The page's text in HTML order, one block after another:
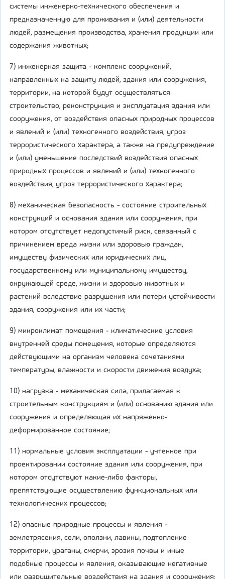
системы инженерно-технического обеспечения и
предназначенную для проживания и (или) деятельности
людей, размещения производства, хранения продукции или
содержания животных;
7) инженерная защита - комплекс сооружений,
направленных на защиту людей, здания или сооружения,
территории, на которой будут осуществляться
строительство, реконструкция и эксплуатация здания или
сооружения, от воздействия опасных природных процессов
и явлений и (или) техногенного воздействия, угроз
террористического характера, а также на предупреждение
и (или) уменьшение последствий воздействия опасных
природных процессов и явлений и (или) техногенного
воздействия, угроз террористического характера;
8) механическая безопасность - состояние строительных
конструкций и основания здания или сооружения, при
котором отсутствует недопустимый риск, связанный с
причинением вреда жизни или здоровью граждан,
имуществу физических или юридических лиц,
государственному или муниципальному имуществу,
окружающей среде, жизни и здоровью животных и
растений вследствие разрушения или потери устойчивости
здания, сооружения или их части;
9) микроклимат помещения - климатические условия
внутренней среды помещения, которые определяются
действующими на организм человека сочетаниями
температуры, влажности и скорости движения воздуха;
10) нагрузка - механическая сила, прилагаемая к
строительным конструкциям и (или) основанию здания или
сооружения и определяющая их напряженно-
деформированное состояние;
11) нормальные условия эксплуатации - учтенное при
проектировании состояние здания или сооружения, при
котором отсутствуют какие-либо факторы,
препятствующие осуществлению функциональных или
технологических процессов;
12) опасные природные процессы и явления -
землетрясения, сели, оползни, лавины, подтопление
территории, ураганы, смерчи, эрозия почвы и иные
подобные процессы и явления, оказывающие негативные
или разрушительные воздействия на здания и сооружения;